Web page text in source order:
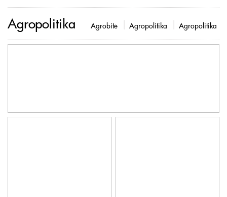
Agropolitika Agrobitė Agropolitika Agropolitika